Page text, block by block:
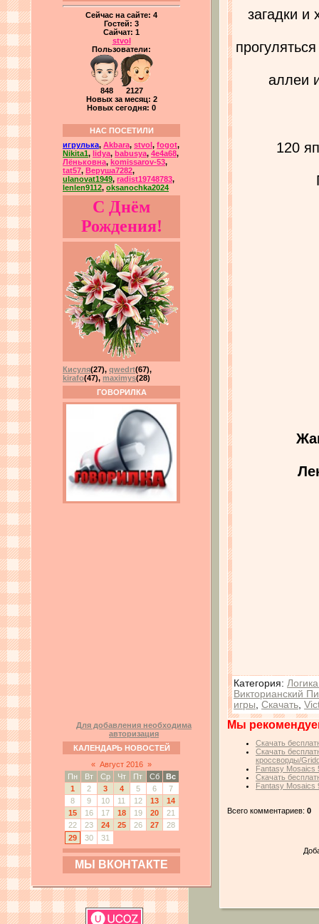
Сейчас на сайте: 4
Гостей: 3
Сайчат: 1
stvol
Пользователи:
848 2127
Новых за месяц: 2
Новых сегодня: 0
НАС ПОСЕТИЛИ
игрулька, Akbara, stvol , fogot,
Nikita1, lidya, babusya, 4e4a68,
Лёньковна, komissarov-53,
tat57, Веруша7282,
ulanovat1949, radist19748783,
lenlen9112, oksanochka2024
С Днём
Рождения!
Кисуля(27), qwedrt(67),
kirafo(47), maximys(28)
ГОВОРИЛКА
Для добавления необходима
авторизация
КАЛЕНДАРЬ НОВОСТЕЙ
« Август 2016 »
Пн
Вт Ср Чт Пт Сб
Вс
1
2 3 4 5 6
7
8
9 10 11 12 13
14
15
16 17 18 19 20
21
22
23 24 25 26 27
28
29
30 31
МЫ ВКОНТАКТЕ
загадки и
аллеи
120
Категория:
Викторианский
игры Скачать
Мы
Скачать
Скачать
кроссворды/
Fantasy Mosaics
Скачать
Fantasy Mosaics
Всего комментариев: 0